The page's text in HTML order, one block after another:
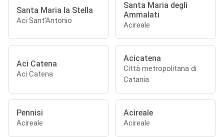
Santa Maria la Stella
Aci Sant'Antonio
Santa Maria degli
Ammalati
Acireale
Aci Catena
Aci Catena
Acicatena
Città metropolitana di
Catania
Pennisi
Acireale
Acireale
Acireale